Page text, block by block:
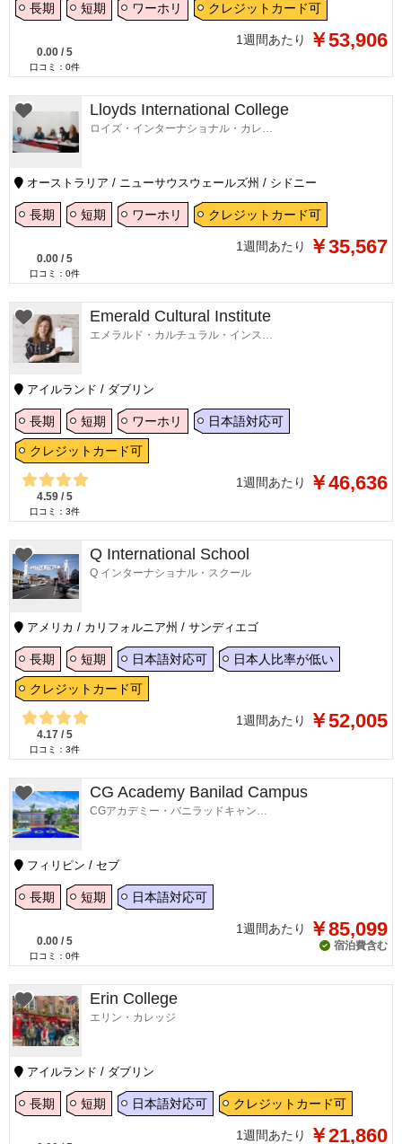
長期 短期 ワーホリ クレジットカード可
0.00 / 5
口コミ： 0件
1週間あたり ￥53,906
Lloyds International College
ロイズ・インターナショナル・カレッジ
オーストラリア / ニューサウスウェールズ州 / シドニー
長期 短期 ワーホリ クレジットカード可
0.00 / 5
口コミ： 0件
1週間あたり ￥35,567
Emerald Cultural Institute
エメラルド・カルチュラル・インスティテュート
アイルランド / ダブリン
長期 短期 ワーホリ 日本語対応可
クレジットカード可
4.59 / 5
口コミ： 3件
1週間あたり ￥46,636
Q International School
Q インターナショナル・スクール
アメリカ / カリフォルニア州 / サンディエゴ
長期 短期 日本語対応可 日本人比率が低い
クレジットカード可
4.17 / 5
口コミ： 3件
1週間あたり ￥52,005
CG Academy Banilad Campus
CGアカデミー・バニラッドキャンパス
フィリピン / セブ
長期 短期 日本語対応可
0.00 / 5
口コミ： 0件
1週間あたり ￥85,099
宿泊費含む
Erin College
エリン・カレッジ
アイルランド / ダブリン
長期 短期 日本語対応可 クレジットカード可
1週間あたり ￥21,860